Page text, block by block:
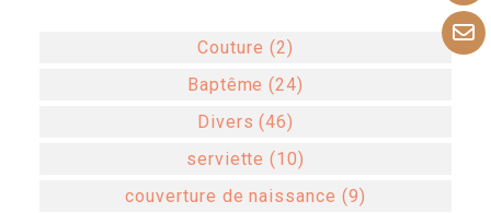
Couture (2)
Baptême (24)
Divers (46)
serviette (10)
couverture de naissance (9)